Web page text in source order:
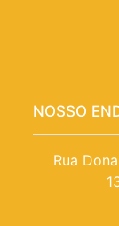
NOSSO
Rua